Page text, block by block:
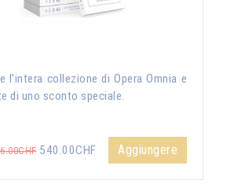
l'intera collezione di Opera Omnia e
di uno sconto speciale.
540.00CHF Aggiungere